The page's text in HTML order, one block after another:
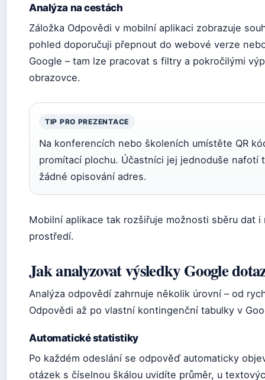
Analýza na cestách
Záložka Odpovědi v mobilní aplikaci zobrazuje
pohled doporučuji přepnout do webové verze
Google – tam lze pracovat s filtry a pokročilými
obrazovce.
TIP PRO PREZENTACE
Na konferencích nebo školeních umístěte QR
promítací plochu. Účastníci jej jednoduše nafotí
žádné opisování adres.
Mobilní aplikace tak rozšiřuje možnosti sběru dat i
prostředí.
Jak analyzovat výsledky Google
Analýza odpovědí zahrnuje několik úrovní – od
Odpovědi až po vlastní kontingenční tabulky v
Automatické statistiky
Po každém odeslání se odpověď automaticky
otázek s číselnou škálou uvidíte průměr, u